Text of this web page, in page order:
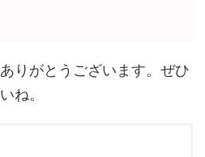
りがとうございます。ぜひ
ね。